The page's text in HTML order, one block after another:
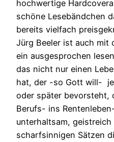
hochwertige
schöne Lesebändchen
bereits vielfach
Jürg Beeler ist auch mit
ein ausgesprochen
das nicht nur einen
hat, der -so Gott will-
oder später bevorsteht,
Berufs- ins
unterhaltsam,
scharfsinnigen Sätzen